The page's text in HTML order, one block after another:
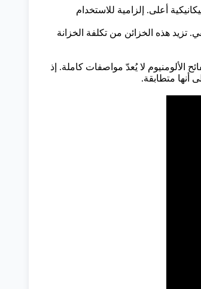
حراري أفضل، دقة ميكانيكية أعلى. إلزامية للاستخدام
هذه الخزائن من تكلفة الخزانة
لا يُعدّ مواصفات كاملة. إذ
أنها متطابقة.